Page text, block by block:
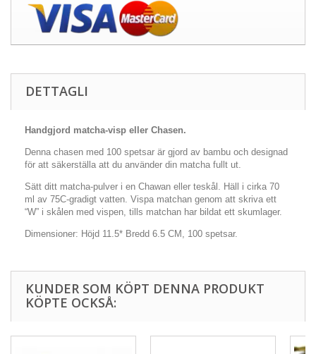
DETTAGLI
Handgjord matcha-visp eller Chasen.
Denna chasen med 100 spetsar är gjord av bambu och designad
för att säkerställa att du använder din matcha fullt ut.
Sätt ditt matcha-pulver i en Chawan eller teskål. Häll i cirka 70
ml av 75C-gradigt vatten. Vispa matchan genom att skriva ett
“W” i skålen med vispen, tills matchan har bildat ett skumlager.
Dimensioner: Höjd 11.5* Bredd 6.5 CM, 100 spetsar.
KUNDER SOM KÖPT DENNA PRODUKT
KÖPTE OCKSÅ: